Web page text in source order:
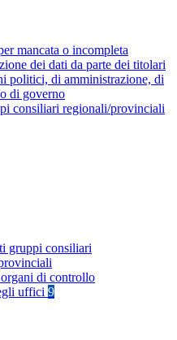
mancata o incompleta
dei dati da parte dei titolari
politici, di amministrazione, di
di governo
consiliari regionali/provinciali
gruppi consiliari
di controllo
uffici 9